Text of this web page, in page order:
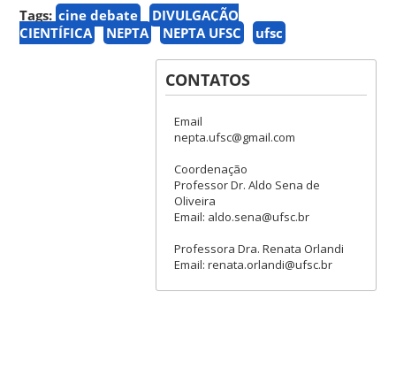
Tags: cine debate
DIVULGAÇÃO
CIENTÍFICA
NEPTA NEPTA UFSC ufsc
CONTATOS
Email
nepta.ufsc@gmail.com
Coordenação
Professor Dr. Aldo Sena de
Oliveira
Email: aldo.sena@ufsc.br
Professora Dra. Renata Orlandi
Email: renata.orlandi@ufsc.br